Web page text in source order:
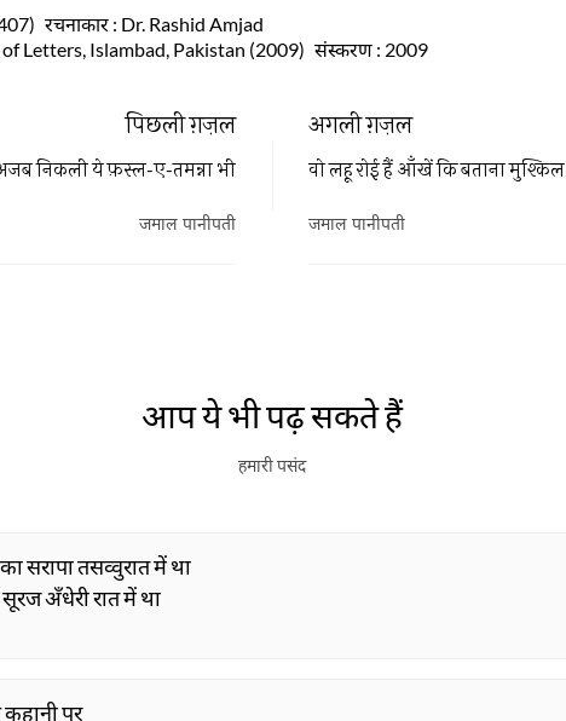
रचनाकार : Dr. Rashid Amjad
Letters, Islambad, Pakistan (2009) संस्करण : 2009
अगली ग़ज़ल
वो लहू रोई हैं आँखें कि बताना मुश्किल
जमाल पानीपती
पिछली ग़ज़ल
निकली ये फ़स्ल-ए-तमन्ना भी
जमाल पानीपती
आप ये भी पढ़ सकते हैं
हमारी पसंद
तसव्वुरात में था
अँधेरी रात में था
पर